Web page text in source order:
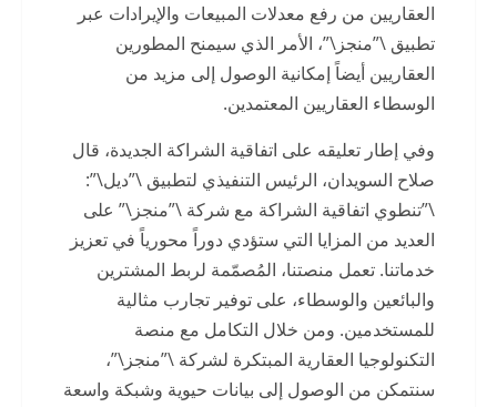
العقاريين من رفع معدلات المبيعات والإيرادات عبر
تطبيق \”منجز\”، الأمر الذي سيمنح المطورين
العقاريين أيضاً إمكانية الوصول إلى مزيد من
الوسطاء العقاريين المعتمدين.
وفي إطار تعليقه على اتفاقية الشراكة الجديدة، قال
صلاح السويدان، الرئيس التنفيذي لتطبيق \”ديل\”:
\”تنطوي اتفاقية الشراكة مع شركة \”منجز\” على
العديد من المزايا التي ستؤدي دوراً محورياً في تعزيز
خدماتنا. تعمل منصتنا، المُصمّمة لربط المشترين
والبائعين والوسطاء، على توفير تجارب مثالية
للمستخدمين. ومن خلال التكامل مع منصة
التكنولوجيا العقارية المبتكرة لشركة \”منجز\”،
سنتمكن من الوصول إلى بيانات حيوية وشبكة واسعة